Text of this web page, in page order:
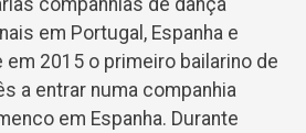
em Portugal, Espanha e
em 2015 o primeiro bailarino de
a entrar numa companhia
em Espanha. Durante